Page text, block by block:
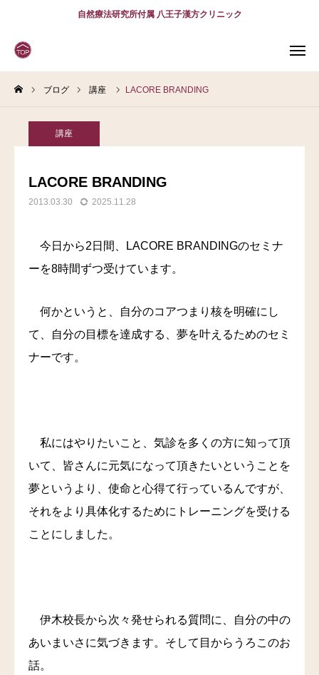
自然療法研究所付属 八王子漢方クリニック
ブログ 講座 LACORE BRANDING
講座
LACORE BRANDING
2013.03.30 2025.11.28
今日から2日間、LACORE BRANDINGのセミナ
ーを8時間ずつ受けています。
何かというと、自分のコアつまり核を明確にし
て、自分の目標を達成する、夢を叶えるためのセミ
ナーです。
私にはやりたいこと、気診を多くの方に知って頂
いて、皆さんに元気になって頂きたいということを
夢というより、使命と心得て行っているんですが、
それをより具体化するためにトレーニングを受ける
ことにしました。
伊木校長から次々発せられる質問に、自分の中の
あいまいさに気づきます。そして目からうろこのお
話。
WEB予約
電話予約
問診表
当院について
診療案内
スタッフ紹介
気診の学校